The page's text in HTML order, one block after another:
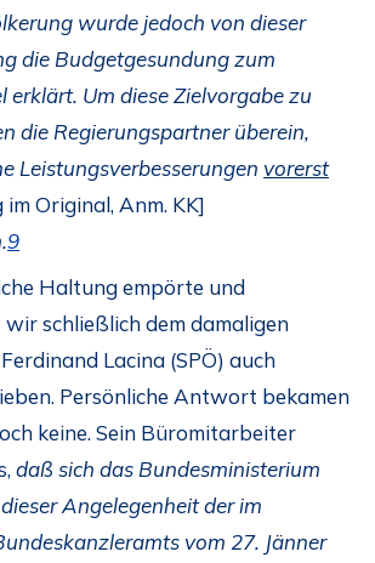
wurde jedoch von dieser
die Budgetgesundung zum
erklärt. Um diese Zielvorgabe zu
die Regierungspartner überein,
Leistungsverbesserungen vorerst
Original, Anm. KK]
9
Haltung empörte und
schließlich dem damaligen
Lacina (SPÖ) auch
Persönliche Antwort bekamen
keine. Sein Büromitarbeiter
daß sich das Bundesministerium
Angelegenheit der im
vom 27. Jänner